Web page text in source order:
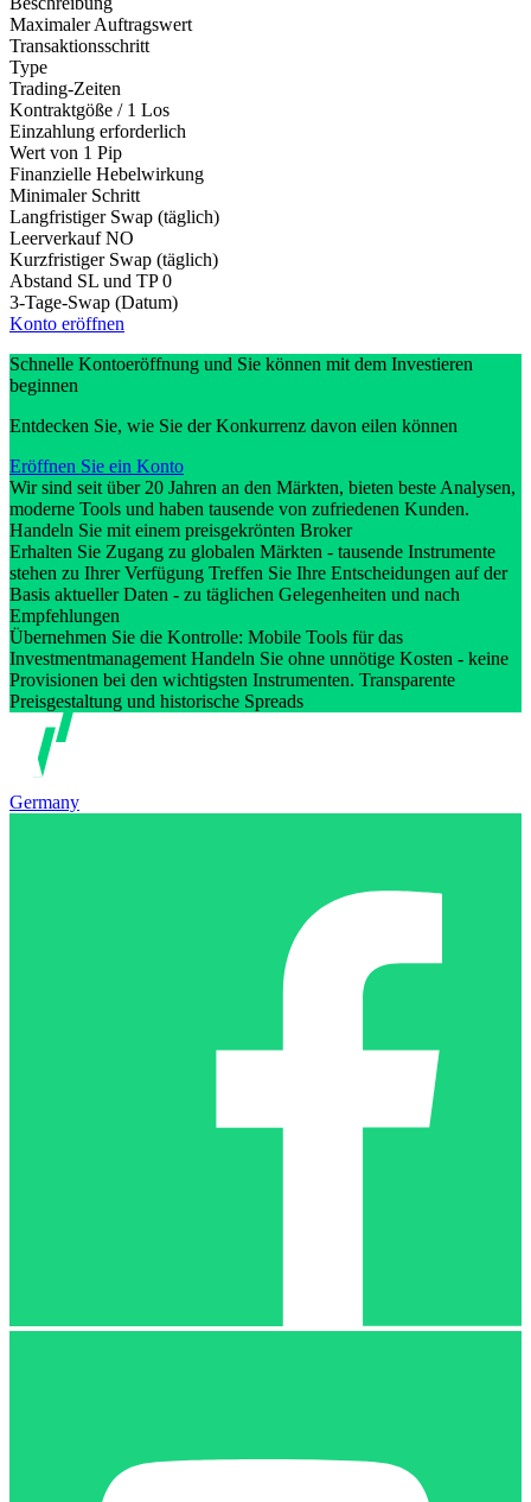
Maximaler Auftragswert
Transaktionsschritt
Type
Trading-Zeiten
Kontraktgöße / 1 Los
Einzahlung erforderlich
Wert von 1 Pip
Finanzielle Hebelwirkung
Minimaler Schritt
Langfristiger Swap (täglich)
Leerverkauf NO
Kurzfristiger Swap (täglich)
Abstand SL und TP 0
3-Tage-Swap (Datum)
Konto eröffnen
Schnelle Kontoeröffnung und Sie können mit dem Investieren
beginnen
Entdecken Sie, wie Sie der Konkurrenz davon eilen können
Eröffnen Sie ein Konto
Wir sind seit über 20 Jahren an den Märkten, bieten beste Analysen,
moderne Tools und haben tausende von zufriedenen Kunden.
Handeln Sie mit einem preisgekrönten Broker
Erhalten Sie Zugang zu globalen Märkten - tausende Instrumente
stehen zu Ihrer Verfügung Treffen Sie Ihre Entscheidungen auf der
Basis aktueller Daten - zu täglichen Gelegenheiten und nach
Empfehlungen
Übernehmen Sie die Kontrolle: Mobile Tools für das
Investmentmanagement Handeln Sie ohne unnötige Kosten - keine
Provisionen bei den wichtigsten Instrumenten. Transparente
Preisgestaltung und historische Spreads
Germany